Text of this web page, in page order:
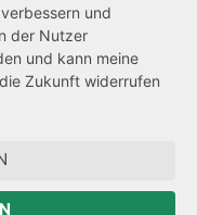
und
der Nutzer
und kann meine
Zukunft widerrufen